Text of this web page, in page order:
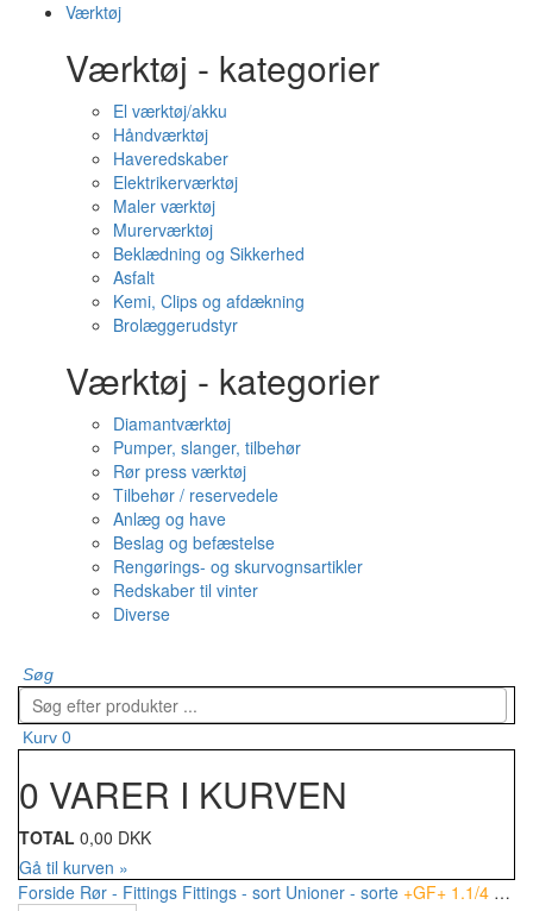
Værktøj
Værktøj - kategorier
El værktøj/akku
Håndværktøj
Haveredskaber
Elektrikerværktøj
Maler værktøj
Murerværktøj
Beklædning og Sikkerhed
Asfalt
Kemi, Clips og afdækning
Brolæggerudstyr
Værktøj - kategorier
Diamantværktøj
Pumper, slanger, tilbehør
Rør press værktøj
Tilbehør / reservedele
Anlæg og have
Beslag og befæstelse
Rengørings- og skurvognsartikler
Redskaber til vinter
Diverse
Søg
Kurv 0
0 VARER I KURVEN
TOTAL 0,00 DKK
Gå til kurven »
Forside Rør - Fittings Fittings - sort Unioner - sorte +GF+ 1.1/4 Sort union muffe/muffe